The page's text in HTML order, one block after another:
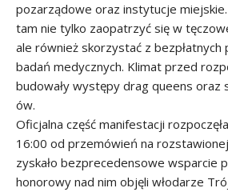
pozarządowe oraz instytucje
tam nie tylko zaopatrzyć się w
ale również skorzystać z bezpłatnych
badań medycznych. Klimat przed
budowały występy drag queens oraz
ów.
Oficjalna część manifestacji
16:00 od przemówień na
zyskało bezprecedensowe wsparcie
honorowy nad nim objęli włodarze